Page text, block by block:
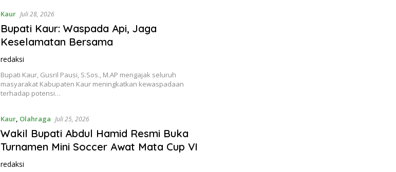
Kaur Juli 28, 2026
Bupati Kaur: Waspada Api, Jaga
Keselamatan Bersama
redaksi
Bupati Kaur, Gusril Pausi, S.Sos., M.AP mengajak seluruh
masyarakat Kabupaten Kaur meningkatkan kewaspadaan
terhadap potensi…
Kaur, Olahraga Juli 25, 2026
Wakil Bupati Abdul Hamid Resmi Buka
Turnamen Mini Soccer Awat Mata Cup VI
redaksi